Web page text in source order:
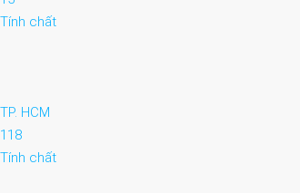
Tính chất
TP. HCM
118
Tính chất